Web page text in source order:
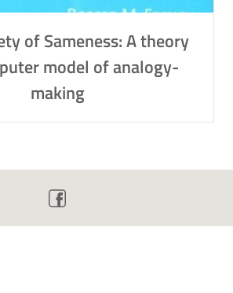
of Sameness: A theory
model of analogy-
making